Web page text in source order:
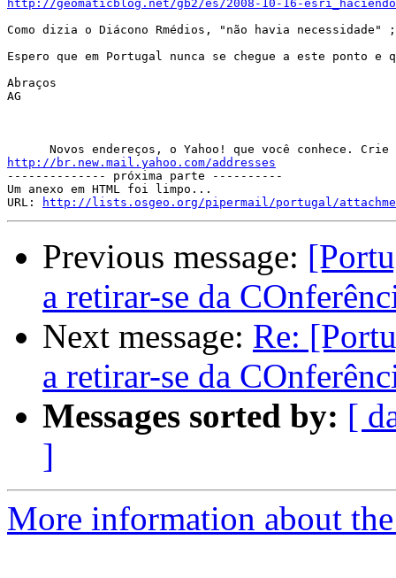
http://geomaticblog.net/gb2/es/2008-10-16-
Como dizia o Diácono Rmédios, "não havia necessidade"
Espero que em Portugal nunca se chegue a este ponto
Abraços
AG
http://br.new.mail.yahoo.com/addresses
-------------- próxima parte ----------
Um anexo em HTML foi limpo...
URL:
http://lists.osgeo.org/pipermail/portugal/
Previous message:
a retirar-se da
Next message: Re:
a retirar-se da
Messages sorted by: [
]
More information about